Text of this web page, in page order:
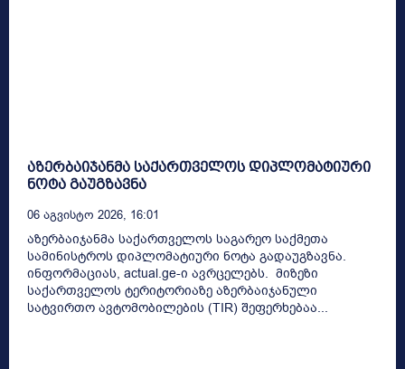
აზერბაიჯანმა საქართველოს დიპლომატიური
ნოტა გაუგზავნა
06 Აგვისტო 2026, 16:01
აზერბაიჯანმა საქართველოს საგარეო საქმეთა
სამინისტროს დიპლომატიური ნოტა გადაუგზავნა.
ინფორმაციას, actual.ge-ი ავრცელებს. მიზეზი
საქართველოს ტერიტორიაზე აზერბაიჯანული
სატვირთო ავტომობილების (TIR) შეფერხებაა...